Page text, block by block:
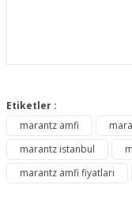
konularda yetersiz
Görüş ve önerileriniz
Ürün resmi
Etiketler :
marantz amfi
marantz istanbul
marantz amfi fiyatları